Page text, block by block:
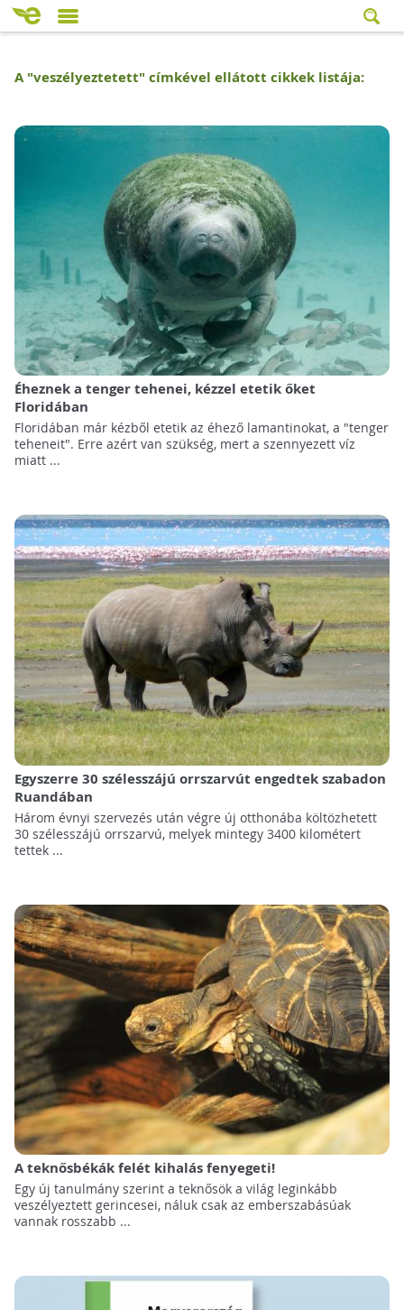
A "veszélyeztetett" címkével ellátott cikkek listája:
Éheznek a tenger tehenei, kézzel etetik őket
Floridában
Floridában már kézből etetik az éhező lamantinokat, a "tenger
teheneit". Erre azért van szükség, mert a szennyezett víz
miatt ...
Egyszerre 30 szélesszájú orrszarvút engedtek szabadon
Ruandában
Három évnyi szervezés után végre új otthonába költözhetett
30 szélesszájú orrszarvú, melyek mintegy 3400 kilométert
tettek ...
A teknősbékák felét kihalás fenyegeti!
Egy új tanulmány szerint a teknősök a világ leginkább
veszélyeztett gerincesei, náluk csak az emberszabásúak
vannak rosszabb ...